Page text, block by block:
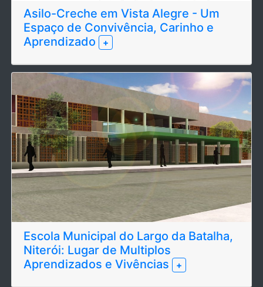
Asilo-Creche em Vista Alegre - Um
Espaço de Convivência, Carinho e
Aprendizado
+
Escola Municipal do Largo da Batalha,
Niterói: Lugar de Multiplos
Aprendizados e Vivências
+